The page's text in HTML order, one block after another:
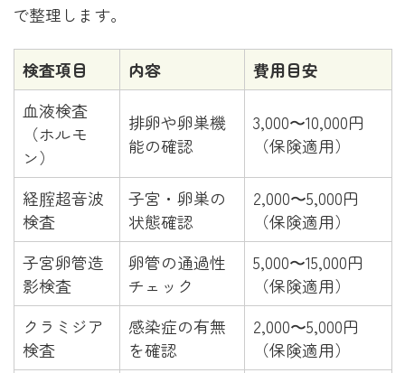
で整理します。
検査項目 内容
費用目安
血液検査
（ホルモ
ン）
排卵や卵巣機
能の確認
3,000〜10,000円
（保険適用）
経腟超音波
検査
子宮・卵巣の
状態確認
2,000〜5,000円
（保険適用）
子宮卵管造
影検査
卵管の通過性
チェック
5,000〜15,000円
（保険適用）
クラミジア
検査
感染症の有無
を確認
2,000〜5,000円
（保険適用）